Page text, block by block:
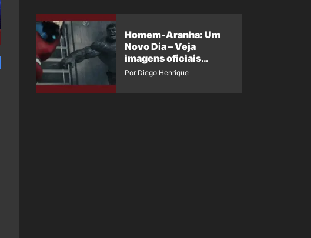
Homem-Aranha: Um
Novo Dia – Veja
imagens oficiais
descartadas do Hulk
Por Diego Henrique